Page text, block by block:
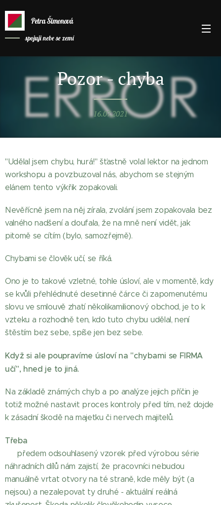
Petra Šimonová
spojuji nebe se zemí
Pozor - chyba
16.07.2021
"Udělal jsem chybu, hurá!" šťastně volal lektor na jednom
workshopu a povzbuzoval nás, abychom se stejným
elánem tento výkřik zopakovali.
Nevěřícně jsem na něj zírala, zvolání jsem zopakovala bez
valného nadšení a doufala, že na mně není vidět, jak
pitomě se cítím (bylo, samozřejmě).
Chybami se člověk učí, se říká.
Ono je to takové vzletné, tohle úsloví, ale v momentě, kdy
se kvůli přehlédnuté desetinné čárce či zapomenutému
slovu ve smlouvě zhatí několikamilionový obchod, je to k
vzteku a rozhodně ten, kdo tuto chybu udělal, není
štěstím bez sebe, spíše jen bez sebe.
Když si ale poupravíme úsloví na "chybami se FIRMA
učí", hned je to jiná.
Na základě známých chyb a po analýze jejich příčin je
totiž možné nastavit proces kontroly před tím, než dojde
k zásadní škodě na majetku či nervech majitelů.
Třeba
✔ předem odsouhlasený vzorek před výrobou série
náhradních dílů nám zajistí, že pracovníci nebudou
manuálně vrtat otvory na té straně, kde měly být (a
nejsou) a nezalepovat ty druhé - aktuální reálná